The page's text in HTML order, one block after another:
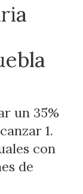
un 35%
1.
con
de